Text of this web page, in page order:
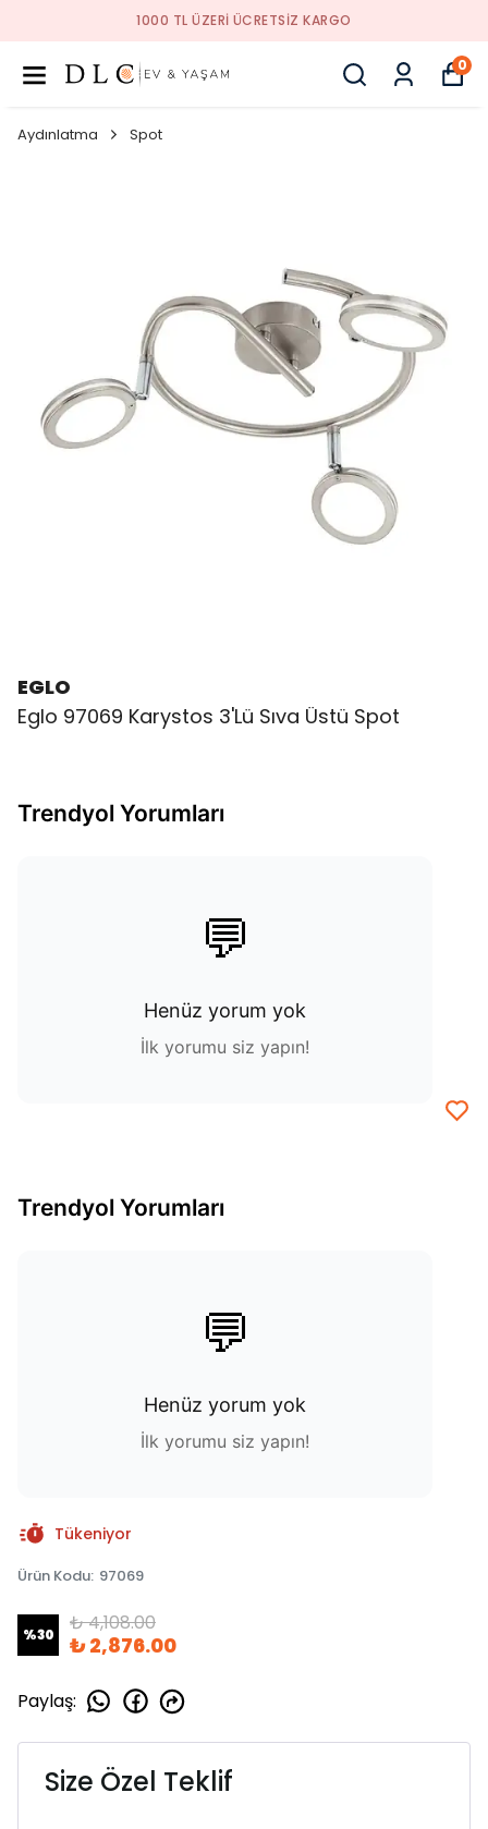
1000 TL ÜZERI ÜCRETSIZ KARGO
0
Aydınlatma Spot
EGLO
Eglo 97069 Karystos 3'Lü Sıva Üstü Spot
Trendyol Yorumları
💬
Henüz yorum yok
İlk yorumu siz yapın!
Trendyol Yorumları
💬
Henüz yorum yok
İlk yorumu siz yapın!
Tükeniyor
Ürün Kodu: 97069
%30 ₺ 4,108.00
₺ 2,876.00
Paylaş:
Size Özel Teklif